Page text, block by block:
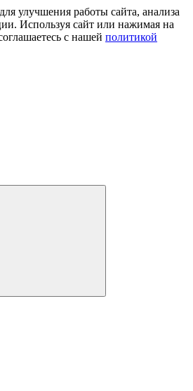
улучшения работы сайта, анализа
Используя сайт или нажимая на
с нашей политикой